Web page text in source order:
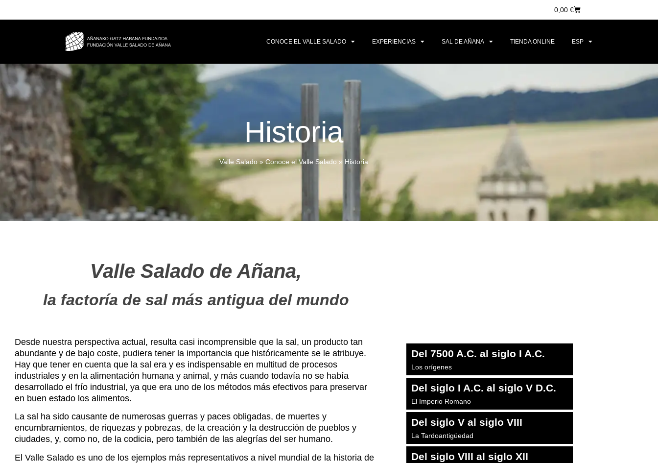
0,00 €
CONOCE EL VALLE SALADO EXPERIENCIAS SAL DE AÑANA TIENDA ONLINE ESP
Historia
Valle Salado»Conoce el Valle Salado » Historia
Valle Salado de Añana,
la factoría de sal más antigua del mundo
Desde nuestra perspectiva actual, resulta casi incomprensible que la sal, un producto tan
abundante y de bajo coste, pudiera tener la importancia que históricamente se le atribuye.
Hay que tener en cuenta que la sal era y es indispensable en multitud de procesos
industriales y en la alimentación humana y animal, y más cuando todavía no se había
desarrollado el frío industrial, ya que era uno de los métodos más efectivos para preservar
en buen estado los alimentos.
La sal ha sido causante de numerosas guerras y paces obligadas, de muertes y
encumbramientos, de riquezas y pobrezas, de la creación y la destrucción de pueblos y
ciudades, y, como no, de la codicia, pero también de las alegrías del ser humano.
El Valle Salado es uno de los ejemplos más representativos a nivel mundial de la historia de
Del 7500 A.C. al siglo I A.C.
Los orígenes
Del siglo I A.C. al siglo V D.C.
El Imperio Romano
Del siglo V al siglo VIII
La Tardoantigüedad
Del siglo VIII al siglo XII